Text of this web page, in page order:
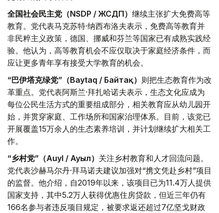
全国社会民主党（NSDP / ЖСДП） 继续主张扩大免费高等
教育。党代表马克苏特·纳西布洛夫表示，免费高等教育并
非民粹主义政策，德国、挪威和芬兰等国家已有成熟实践经
验。他认为，高等教育机会不应仅取决于家庭经济条件，而
应让更多青年享有接受大学教育的机会。
“巴伊塔克绿党”（Baytaq / Байтақ） 则把生态教育作为改
革重点。党代表阿斯兰·拜扎哈诺夫表示，生态文化应成为
每位公民生活方式的重要组成部分，相关教育应从幼儿园开
始，并贯穿家庭、工作场所和国家治理体系。目前，该党已
开展覆盖15万余人的生态素养培训，并计划继续扩大相关工
作。
“乡村党”（Auyl / Ауыл） 关注乡村教育和人才回流问题。
党代表沙赫马尔丹·拜马诺夫建议加强对“携文凭赴乡村”项目
的监督。他介绍，自2019年以来，该项目已为11.4万人提供
国家支持，其中5.2万人获得优惠住房贷款，但近三年仍有
166名参与者违反项目规定，被要求返还超过7亿坚戈财政